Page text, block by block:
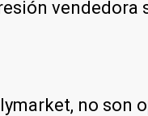
vendedora
no son